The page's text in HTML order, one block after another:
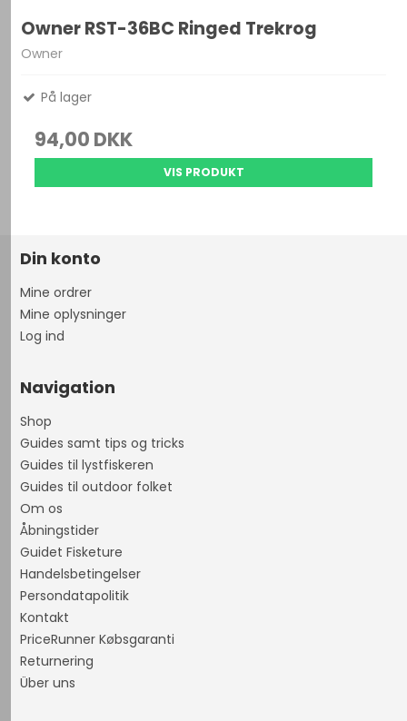
Owner RST-36BC Ringed Trekrog
Owner
På lager
94,00 DKK
VIS PRODUKT
Din konto
Mine ordrer
Mine oplysninger
Log ind
Navigation
Shop
Guides samt tips og tricks
Guides til lystfiskeren
Guides til outdoor folket
Om os
Åbningstider
Guidet Fisketure
Handelsbetingelser
Persondatapolitik
Kontakt
PriceRunner Købsgaranti
Returnering
Über uns